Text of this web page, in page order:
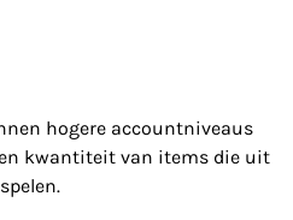
hogere accountniveaus
en kwantiteit van items die uit